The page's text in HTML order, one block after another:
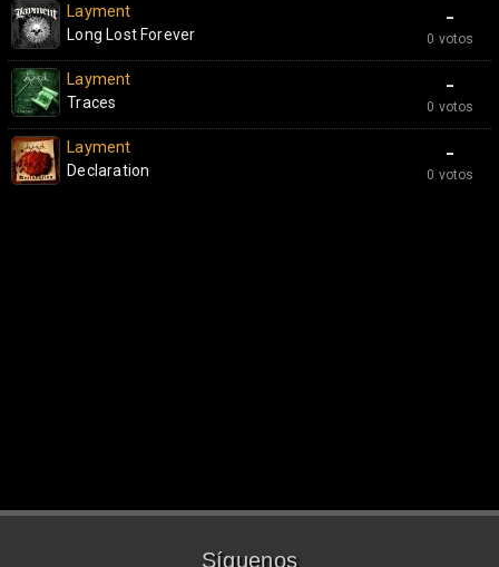
-
0 votos
Layment
Long Lost Forever
-
0 votos
Layment
Traces
-
0 votos
Layment
Declaration
Síguenos